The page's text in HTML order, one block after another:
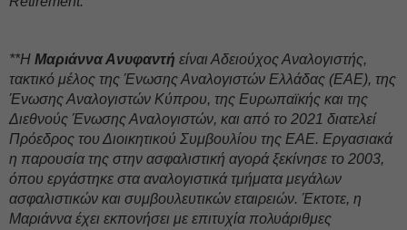
**Η Μαριάννα Ανυφαντή είναι Αδειούχος Αναλογιστής,
τακτικό μέλος της Ένωσης Αναλογιστών Ελλάδας (ΕΑΕ), της
Ένωσης Αναλογιστών Κύπρου, της Ευρωπαϊκής και της
Διεθνούς Ένωσης Αναλογιστών, και από το 2021 διατελεί
Πρόεδρος του Διοικητικού Συμβουλίου της ΕΑΕ. Εργασιακά
η παρουσία της στην ασφαλιστική αγορά ξεκίνησε το 2003,
όπου εργάστηκε στα αναλογιστικά τμήματα μεγάλων
ασφαλιστικών και συμβουλευτικών εταιρειών. Έκτοτε, η
Μαριάννα έχει εκπονήσει με επιτυχία πολυάριθμες